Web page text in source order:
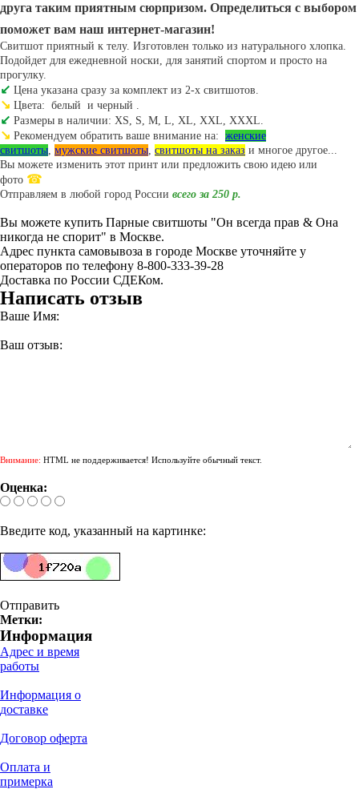
друга таким приятным сюрпризом. Определиться с выбором
поможет вам наш интернет-магазин!
Свитшот приятный к телу. Изготовлен только из натурального хлопка.
Подойдет для ежедневной носки, для занятий спортом и просто на
прогулку.
↙ Цена указана сразу за комплект из 2-х свитшотов.
↘ Цвета: белый и черный .
↙ Размеры в наличии: XS, S, M, L, XL, XXL, XXXL.
↘ Рекомендуем обратить ваше внимание на: женские
свитшоты, мужские свитшоты, свитшоты на заказ и многое другое...
Вы можете изменить этот принт или предложить свою идею или
фото ☎
Отправляем в любой город России всего за 250 р.
Вы можете купить Парные свитшоты "Он всегда прав & Она
никогда не спорит" в Москве.
Адрес пункта самовывоза в городе Москве уточняйте у
операторов по телефону 8-800-333-39-28
Доставка по России СДЕКом.
Написать отзыв
Ваше Имя:
Ваш отзыв:
Внимание: HTML не поддерживается! Используйте обычный текст.
Оценка:
Введите код, указанный на картинке:
Отправить
Метки:
Информация
Адрес и время
работы
Информация о
доставке
Договор оферта
Оплата и
примерка